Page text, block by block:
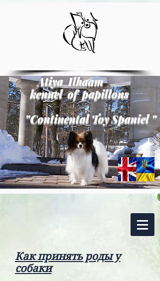
Atiya Ilhaam
kennel of papillons
"Continental Toy Spaniel "
Как принять роды у
собаки